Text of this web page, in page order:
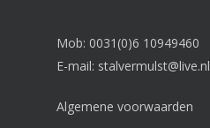
Mob: 0031(0)6 10949460
E-mail: stalvermulst@live.nl
Algemene voorwaarden